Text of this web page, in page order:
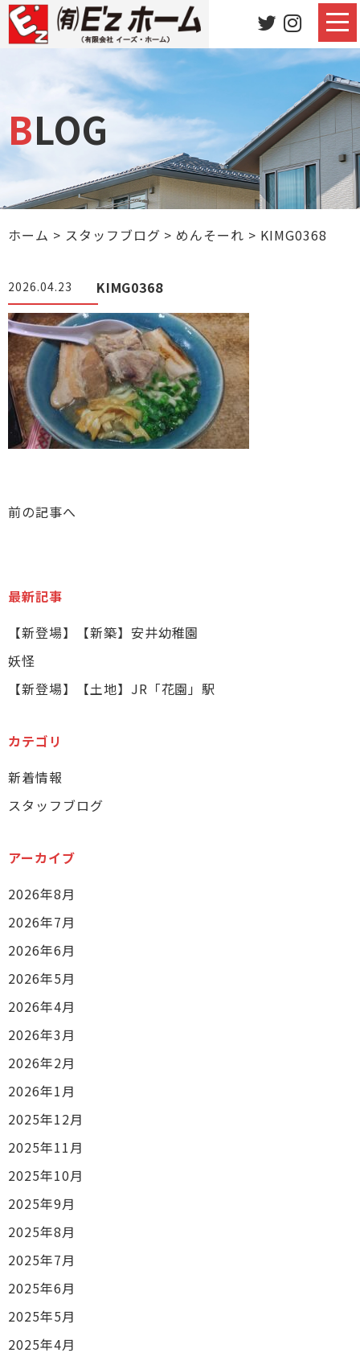
BLOG
ホーム > スタッフブログ > めんそーれ > KIMG0368
2026.04.23 KIMG0368
前の記事へ
最新記事
【新登場】【新築】安井幼稚園
妖怪
【新登場】【土地】JR「花園」駅
カテゴリ
新着情報
スタッフブログ
アーカイブ
2026年8月
2026年7月
2026年6月
2026年5月
2026年4月
2026年3月
2026年2月
2026年1月
2025年12月
2025年11月
2025年10月
2025年9月
2025年8月
2025年7月
2025年6月
2025年5月
2025年4月